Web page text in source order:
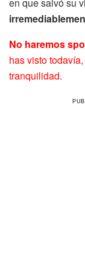
en que salvó su
No haremos
has visto
tranquilidad.